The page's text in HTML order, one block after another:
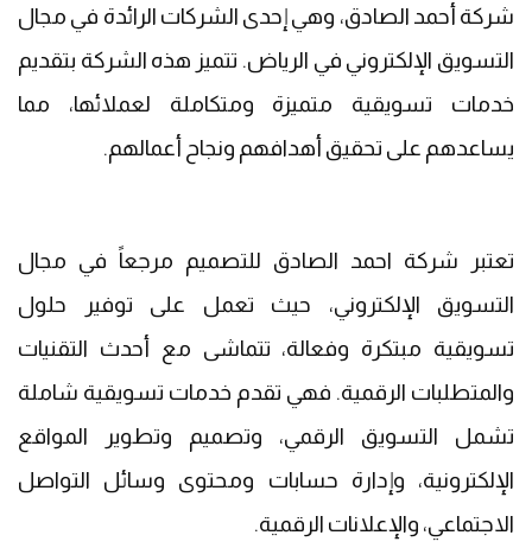
شركة أحمد الصادق، وهي إحدى الشركات الرائدة في مجال
التسويق الإلكتروني في الرياض. تتميز هذه الشركة بتقديم
خدمات تسويقية متميزة ومتكاملة لعملائها، مما
يساعدهم على تحقيق أهدافهم ونجاح أعمالهم.
تعتبر شركة احمد الصادق للتصميم مرجعاً في مجال
التسويق الإلكتروني، حيث تعمل على توفير حلول
تسويقية مبتكرة وفعالة، تتماشى مع أحدث التقنيات
والمتطلبات الرقمية. فهي تقدم خدمات تسويقية شاملة
تشمل التسويق الرقمي، وتصميم وتطوير المواقع
الإلكترونية، وإدارة حسابات ومحتوى وسائل التواصل
الاجتماعي، والإعلانات الرقمية.